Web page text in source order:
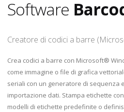
Software
Creatore di codici a barre
Crea codici a barre con Microsoft®
come immagine o file di grafica
seriali con un generatore di sequenza
importazione dati. Stampa etichette
modelli di etichette predefinite o